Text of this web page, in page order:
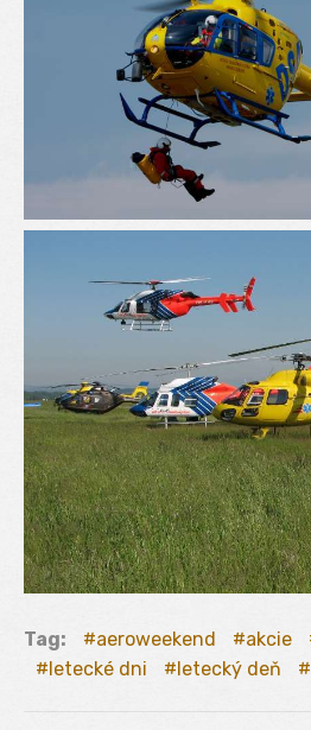
Tag: aeroweekend akcie
letecké dni
letecký deň